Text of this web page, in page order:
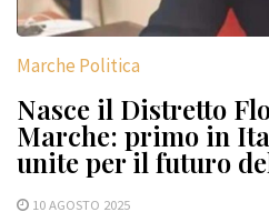
Marche Politica
Nasce il Distretto
Marche: primo in
unite per il futuro
10 AGOSTO 2025